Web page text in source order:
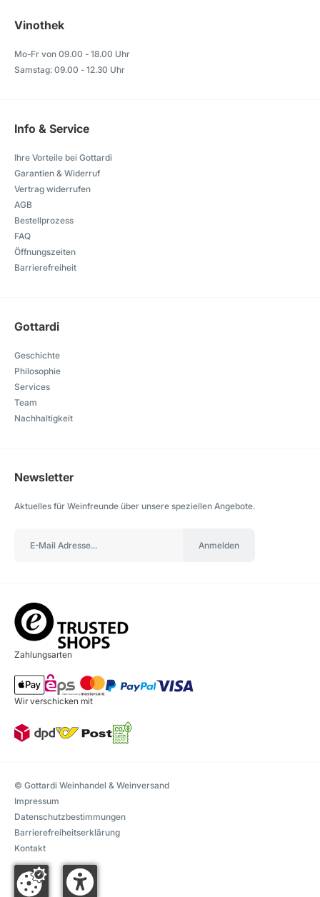
Vinothek
Mo-Fr von 09.00 - 18.00 Uhr
Samstag: 09.00 - 12.30 Uhr
Info & Service
Ihre Vorteile bei Gottardi
Garantien & Widerruf
Vertrag widerrufen
AGB
Bestellprozess
FAQ
Öffnungszeiten
Barrierefreiheit
Gottardi
Geschichte
Philosophie
Services
Team
Nachhaltigkeit
Newsletter
Aktuelles für Weinfreunde über unsere speziellen Angebote.
Anmelden
Zahlungsarten
Wir verschicken mit
© Gottardi Weinhandel & Weinversand
Impressum
Datenschutzbestimmungen
Barrierefreiheitserklärung
Kontakt